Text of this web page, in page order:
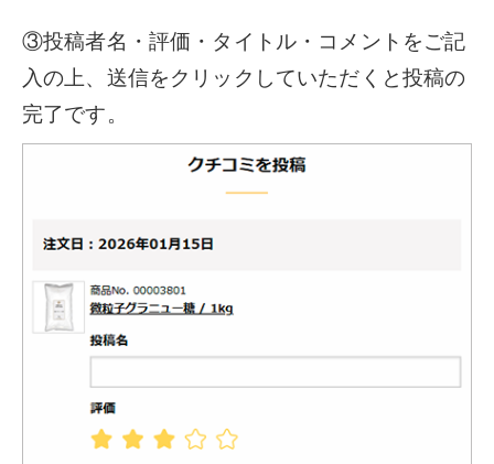
③投稿者名・評価・タイトル・コメントをご記
入の上、送信をクリックしていただくと投稿の
完了です。